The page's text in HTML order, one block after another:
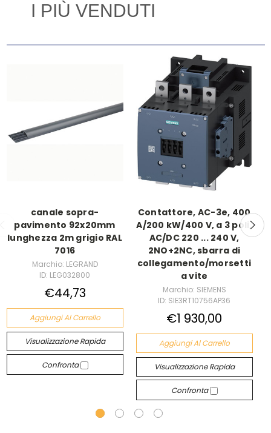
I PIÙ VENDUTI
canale sopra-
pavimento 92x20mm
lunghezza 2m grigio RAL
7016
Marchio: LEGRAND
ID: LEG032800
€44,73
Aggiungi Al Carrello
Visualizzazione Rapida
Confronta
Contattore, AC-3e, 400
A/200 kW/400 V, a 3 poli,
AC/DC 220 ... 240 V,
2NO+2NC, sbarra di
collegamento/morsetti
a vite
Marchio: SIEMENS
ID: SIE3RT10756AP36
€1 930,00
Aggiungi Al Carrello
Visualizzazione Rapida
Confronta